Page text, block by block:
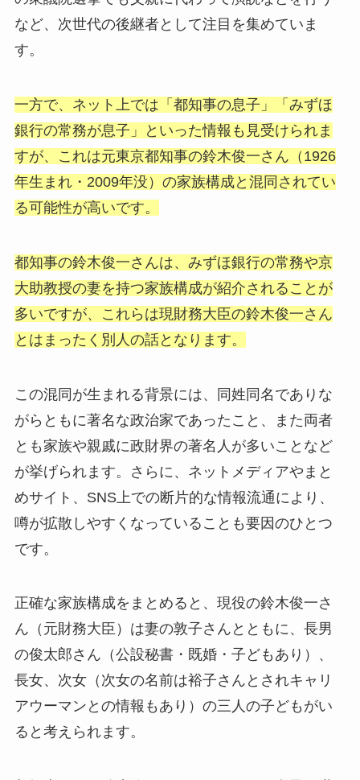
など、次世代の後継者として注目を集めていま
す。
一方で、ネット上では「都知事の息子」「みずほ
銀行の常務が息子」といった情報も見受けられま
すが、これは元東京都知事の鈴木俊一さん（1926
年生まれ・2009年没）の家族構成と混同されてい
る可能性が高いです。
都知事の鈴木俊一さんは、みずほ銀行の常務や京
大助教授の妻を持つ家族構成が紹介されることが
多いですが、これらは現財務大臣の鈴木俊一さん
とはまったく別人の話となります。
この混同が生まれる背景には、同姓同名でありな
がらともに著名な政治家であったこと、また両者
とも家族や親戚に政財界の著名人が多いことなど
が挙げられます。さらに、ネットメディアやまと
めサイト、SNS上での断片的な情報流通により、
噂が拡散しやすくなっていることも要因のひとつ
です。
正確な家族構成をまとめると、現役の鈴木俊一さ
ん（元財務大臣）は妻の敦子さんとともに、長男
の俊太郎さん（公設秘書・既婚・子どもあり）、
長女、次女（次女の名前は裕子さんとされキャリ
アウーマンとの情報もあり）の三人の子どもがい
ると考えられます。